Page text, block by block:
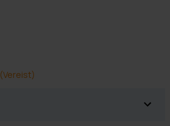
(Vereist)